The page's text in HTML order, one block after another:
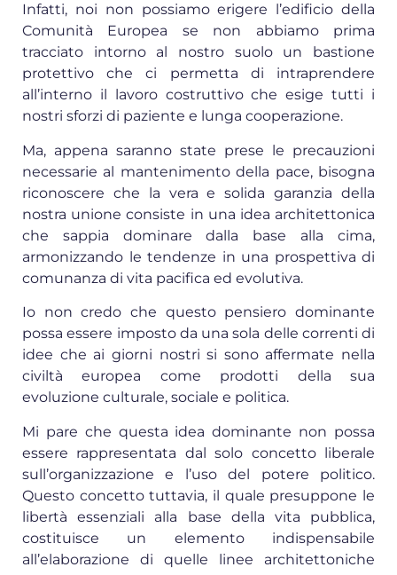
Infatti, noi non possiamo erigere l’edificio della
Comunità Europea se non abbiamo prima
tracciato intorno al nostro suolo un bastione
protettivo che ci permetta di intraprendere
all’interno il lavoro costruttivo che esige tutti i
nostri sforzi di paziente e lunga cooperazione.
Ma, appena saranno state prese le precauzioni
necessarie al mantenimento della pace, bisogna
riconoscere che la vera e solida garanzia della
nostra unione consiste in una idea architettonica
che sappia dominare dalla base alla cima,
armonizzando le tendenze in una prospettiva di
comunanza di vita pacifica ed evolutiva.
Io non credo che questo pensiero dominante
possa essere imposto da una sola delle correnti di
idee che ai giorni nostri si sono affermate nella
civiltà europea come prodotti della sua
evoluzione culturale, sociale e politica.
Mi pare che questa idea dominante non possa
essere rappresentata dal solo concetto liberale
sull’organizzazione e l’uso del potere politico.
Questo concetto tuttavia, il quale presuppone le
libertà essenziali alla base della vita pubblica,
costituisce un elemento indispensabile
all’elabora­zione di quelle linee architettoniche